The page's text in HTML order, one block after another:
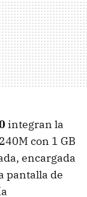
integran la
con 1 GB
encargada
pantalla de